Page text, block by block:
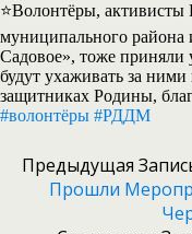
⭐️Волонтëры,
муниципального
Садовое», тоже приняли
будут ухаживать за
защитниках Родины,
#волонтёры #РДДМ
Предыдущая
Прошли